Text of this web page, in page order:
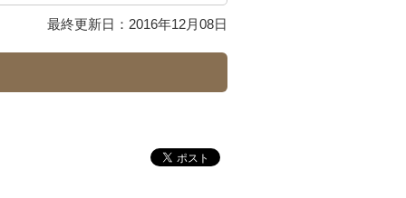
最終更新日：2016年12月08日